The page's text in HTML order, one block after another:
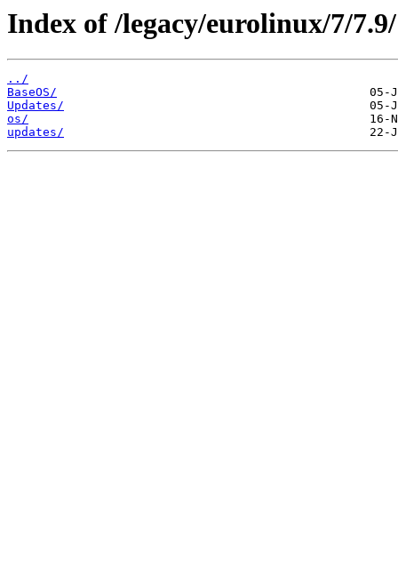
Index of /legacy/eurolinux/7/7.9/
../
BaseOS/
Updates/
os/
updates/